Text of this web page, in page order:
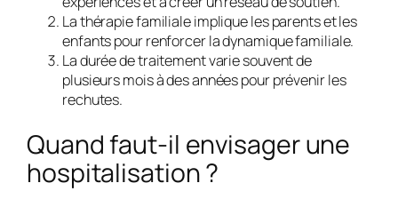
Lathérapie familialeimplique les parents et les
enfants pour renforcer la dynamique familiale.
La durée de traitement varie souvent de
plusieurs mois à des années pour prévenir les
rechutes.
Quand faut-il envisager une
hospitalisation ?